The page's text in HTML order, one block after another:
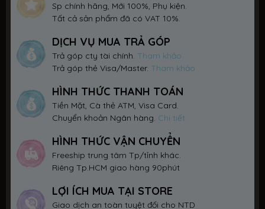
Sp chính hãng, Mới 100%, Phụ kiện.
Tất cả sản phẩm đã có VAT 10%.
DỊCH VỤ MUA TRẢ GÓP
Trả góp cty tài chính. Tham khảo
Trả góp thẻ Visa/Master. Tham khảo
HÌNH THỨC THANH TOÁN
Tiền Mặt, Cà thẻ ATM, Visa Card.
Chuyển khoản Ngân hàng. Chi tiết
HÌNH THỨC VẬN CHUYỂN
Freeship trung tâm Tp/tỉnh khác.
Riêng Tp.HCM giao hàng 90phút
LỢI ÍCH MUA TẠI STORE
Giao dịch an toàn tuyệt đối cho NTD